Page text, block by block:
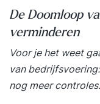
praktijk. Intake
intake met de
leerbehoeften.
voorafgaand
casuïstiek in te
De Doomloop
verminderen
Voor je het weet
van
nog meer